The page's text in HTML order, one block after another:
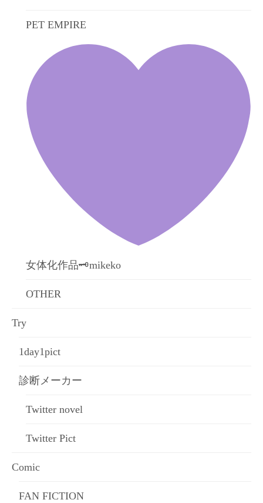
PET EMPIRE
女体化作品🗝mikeko
OTHER
Try
1day1pict
診断メーカー
Twitter novel
Twitter Pict
Comic
FAN FICTION